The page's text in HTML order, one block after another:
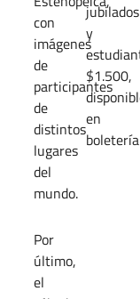
con
imágenes
de
participantes
de
distintos
lugares
del
mundo.
Por
último,
el
jubilados
y
$1.500,
en